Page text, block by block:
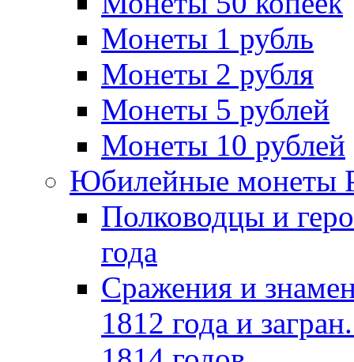
Монеты 1 рубль
Монеты 2 рубля
Монеты 5 рублей
Монеты 10 рублей
Юбилейные монеты
Полководцы и
года
Сражения и
1812 года и